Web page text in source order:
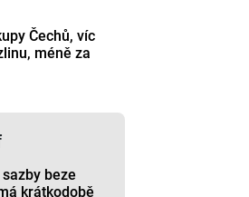
Čechů, víc
méně za
beze
krátkodobě